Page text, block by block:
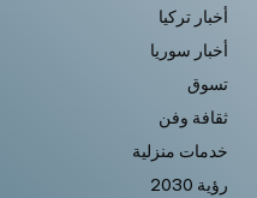
أخبار تركيا
أخبار سوريا
تسوق
ثقافة وفن
خدمات منزلية
رؤية 2030